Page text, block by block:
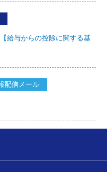
給与からの控除に関する基
配信メール